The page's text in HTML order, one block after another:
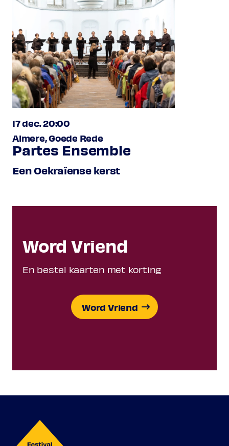
17 dec. 20:00
Almere, Goede Rede
Partes Ensemble
Een Oekraïense kerst
Word Vriend
En bestel kaarten met korting
Word Vriend